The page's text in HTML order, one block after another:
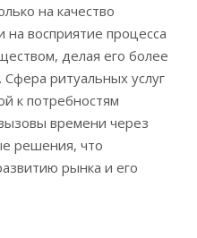
на качество
на восприятие процесса
делая его более
ритуальных услуг
к потребностям
времени через
решения, что
рынка и его